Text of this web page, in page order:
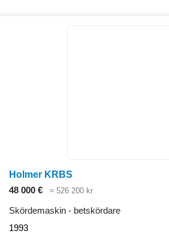
Holmer KRBS
48 000 €
≈ 526 200 kr
Skördemaskin - betskördare
1993